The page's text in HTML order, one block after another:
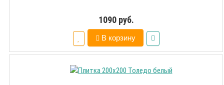
1090 руб.
В корзину